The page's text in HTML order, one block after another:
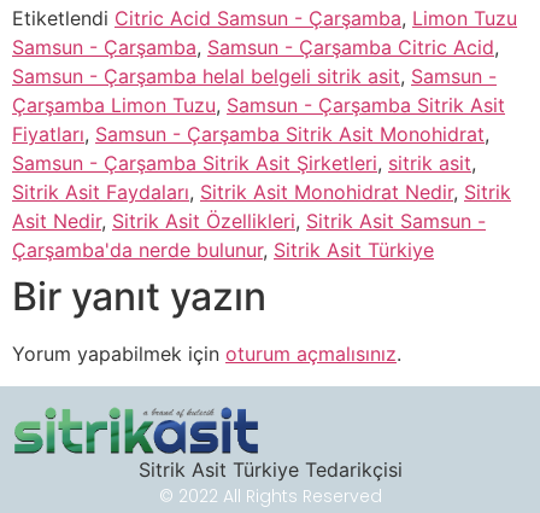
Etiketlendi Citric Acid Samsun - Çarşamba, Limon Tuzu
Samsun - Çarşamba, Samsun - Çarşamba Citric Acid,
Samsun - Çarşamba helal belgeli sitrik asit, Samsun -
Çarşamba Limon Tuzu, Samsun - Çarşamba Sitrik Asit
Fiyatları, Samsun - Çarşamba Sitrik Asit Monohidrat,
Samsun - Çarşamba Sitrik Asit Şirketleri, sitrik asit,
Sitrik Asit Faydaları, Sitrik Asit Monohidrat Nedir, Sitrik
Asit Nedir, Sitrik Asit Özellikleri, Sitrik Asit Samsun -
Çarşamba'da nerde bulunur, Sitrik Asit Türkiye
Bir yanıt yazın
Yorum yapabilmek için oturum açmalısınız.
Sitrik Asit Türkiye Tedarikçisi
© 2022 All Rights Reserved